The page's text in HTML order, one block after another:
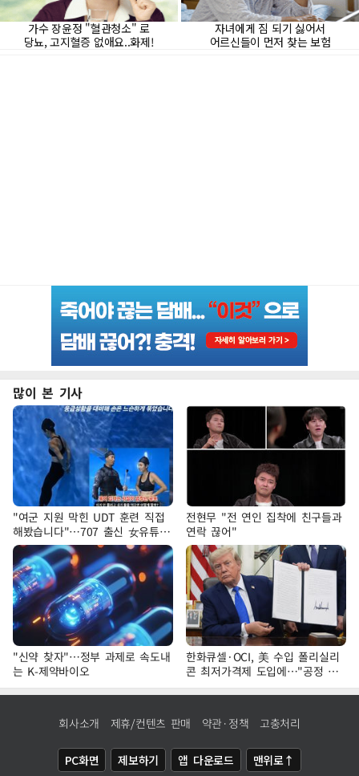
많이 본 기사
"여군 지원 막힌 UDT 훈련 직접
해봤습니다"…707 출신 女유튜버
'완벽 소화'
전현무 "전 연인 집착에 친구들과
연락 끊어"
"신약 찾자"…정부 과제로 속도내
는 K-제약바이오
한화큐셀·OCI, 美 수입 폴리실리
콘 최저가격제 도입에…"공정 경
쟁·수익성 개선 환영"
회사소개 제휴/컨텐츠 판매 약관·정책 고충처리
PC화면 제보하기 앱 다운로드 맨위로↑